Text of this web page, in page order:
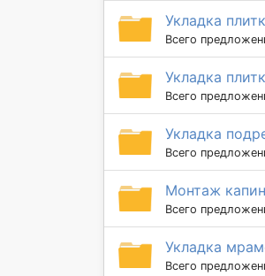
Укладка
Всего
Укладка
Всего
Укладка
Всего
Монтаж
Всего
Укладка
Всего